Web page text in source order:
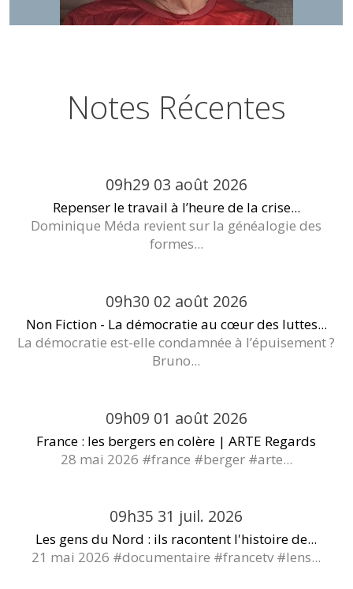
Notes Récentes
09h29 03 août 2026
Repenser le travail à l’heure de la crise...
Dominique Méda revient sur la généalogie des
formes...
09h30 02 août 2026
Non Fiction - La démocratie au cœur des luttes...
La démocratie est-elle condamnée à l’épuisement ?
Bruno...
09h09 01 août 2026
France : les bergers en colère | ARTE Regards
28 mai 2026 #france #berger #arte...
09h35 31 juil. 2026
Les gens du Nord : ils racontent l'histoire de...
21 mai 2026 #documentaire #francetv #lens...